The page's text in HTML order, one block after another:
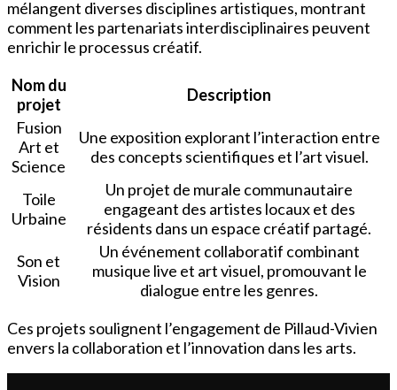
mélangent diverses disciplines artistiques, montrant
comment les partenariats interdisciplinaires peuvent
enrichir le processus créatif.
Nom du
projet
Description
Fusion
Art et
Science
Une exposition explorant l’interaction entre
des concepts scientifiques et l’art visuel.
Toile
Urbaine
Un projet de murale communautaire
engageant des artistes locaux et des
résidents dans un espace créatif partagé.
Son et
Vision
Un événement collaboratif combinant
musique live et art visuel, promouvant le
dialogue entre les genres.
Ces projets soulignent l’engagement de Pillaud-Vivien
envers la collaboration et l’innovation dans les arts.